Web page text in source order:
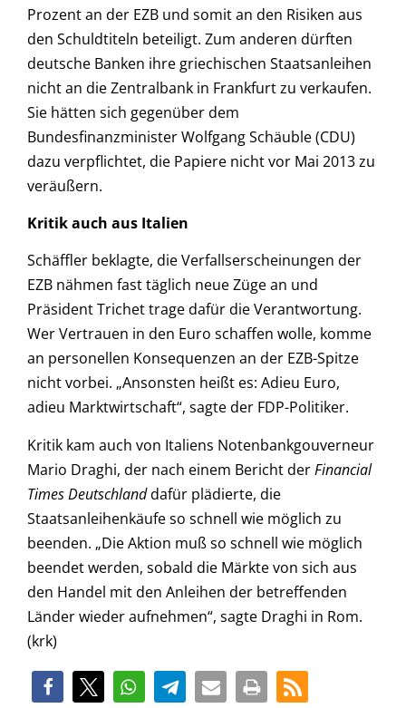
Prozent an der EZB und somit an den Risiken aus
den Schuldtiteln beteiligt. Zum anderen dürften
deutsche Banken ihre griechischen Staatsanleihen
nicht an die Zentralbank in Frankfurt zu verkaufen.
Sie hätten sich gegenüber dem
Bundesfinanzminister Wolfgang Schäuble (CDU)
dazu verpflichtet, die Papiere nicht vor Mai 2013 zu
veräußern.
Kritik auch aus Italien
Schäffler beklagte, die Verfallserscheinungen der
EZB nähmen fast täglich neue Züge an und
Präsident Trichet trage dafür die Verantwortung.
Wer Vertrauen in den Euro schaffen wolle, komme
an personellen Konsequenzen an der EZB-Spitze
nicht vorbei. „Ansonsten heißt es: Adieu Euro,
adieu Marktwirtschaft“, sagte der FDP-Politiker.
Kritik kam auch von Italiens Notenbankgouverneur
Mario Draghi, der nach einem Bericht derFinancial
Times Deutschlanddafür plädierte, die
Staatsanleihenkäufe so schnell wie möglich zu
beenden. „Die Aktion muß so schnell wie möglich
beendet werden, sobald die Märkte von sich aus
den Handel mit den Anleihen der betreffenden
Länder wieder aufnehmen“, sagte Draghi in Rom.
(krk)